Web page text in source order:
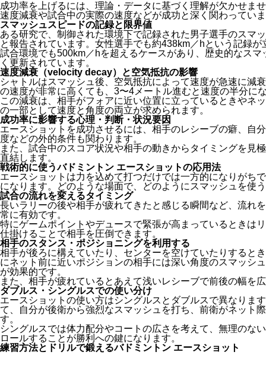
成功率を上げるには、理論・データに基づく理解が欠かせま
速度減衰や試合中の実際の速度などが成功と深く関わってい
スマッシュスピードの記録と限界値
ある研究で、制御された環境下で記録された男子選手のスマ
と報告されています。女性選手でも約438km／hという記録が
試合環境でも500km／hを超えるケースがあり、歴史的なス
く更新されています。
速度減衰（velocity decay）と空気抵抗の影響
シャトルはスマッシュ後、空気抵抗によって速度が急速に減
の速度が非常に高くても、3〜4メートル進むと速度の半分に
この減衰は、相手がフォアに近い位置に立っているときやネ
の一部として速度と角度の両立が求められます。
成功率に影響する心理・判断・状況要因
エースショットを成功させるには、相手のレシーブの癖、自
度などの外的条件も関わります。
また、試合中のスコア状況や相手の動きからタイミングを見
直結します。
戦術的に使うバドミントン エースショットの応用法
エースショットは力を込めて打つだけでは一方的になりがち
になります。どのような場面で、どのようにスマッシュを使
試合の流れを変えるタイミング
長いラリーの後や相手が疲れてきたと感じる瞬間など、流れ
常に有効です。
特にゲームポイントやデュースで緊張が高まっているときは
仕掛けることで相手を圧倒できます。
相手のスタンス・ポジショニングを利用する
相手が後ろに構えていたり、センターを空けていたりすると
にネット前に近いポジションの相手には深い角度のスマッシ
が効果的です。
また、相手が疲れているとあえて浅いレシーブで前後の幅を
ダブルス・シングルスでの使い分け
エースショットの使い方はシングルスとダブルスで異なりま
て、自分が後衛から強烈なスマッシュを打ち、前衛がネット
す。
シングルスでは体力配分やコートの広さを考えて、無理のな
ロールすることが勝利への鍵になります。
練習方法とドリルで鍛えるバドミントン エースショット